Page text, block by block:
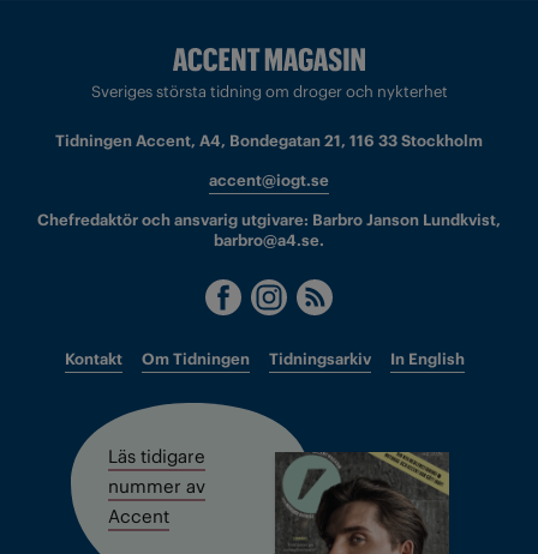
Sveriges största tidning om droger och nykterhet
Tidningen Accent, A4, Bondegatan 21, 116 33 Stockholm
accent@iogt.se
Chefredaktör och ansvarig utgivare: Barbro Janson Lundkvist,
barbro@a4.se.
Kontakt Om Tidningen Tidningsarkiv In English
Läs tidigare
nummer av
Accent